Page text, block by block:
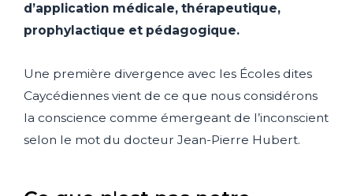
d’application médicale, thérapeutique,
prophylactique et pédagogique.
Une première divergence avec les Écoles dites
Caycédiennes vient de ce que nous considérons
la conscience comme émergeant de l’inconscient
selon le mot du docteur Jean-Pierre Hubert.